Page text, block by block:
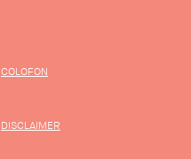
COLOFON
DISCLAIMER